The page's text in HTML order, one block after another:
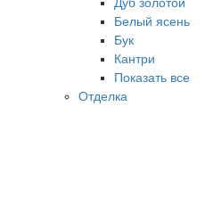
Белый ясень
Бук
Кантри
Показать все
Отделка